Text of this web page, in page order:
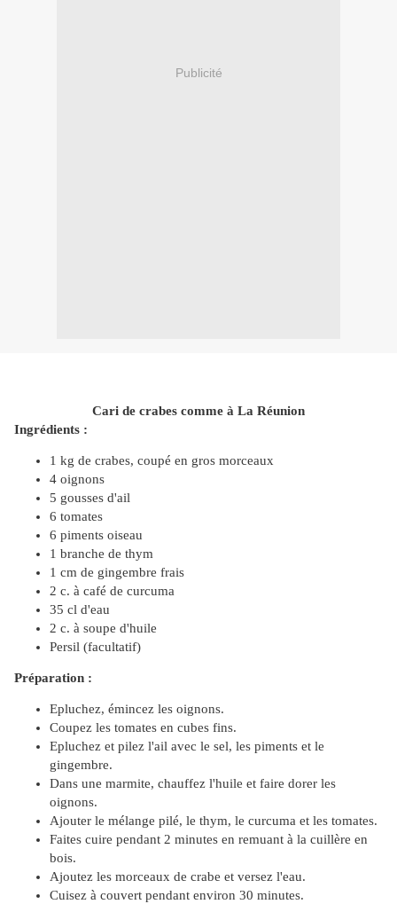
Publicité
Cari de crabes comme à La Réunion
Ingrédients :
1 kg de crabes, coupé en gros morceaux
4 oignons
5 gousses d'ail
6 tomates
6 piments oiseau
1 branche de thym
1 cm de gingembre frais
2 c. à café de curcuma
35 cl d'eau
2 c. à soupe d'huile
Persil (facultatif)
Préparation :
Epluchez, émincez les oignons.
Coupez les tomates en cubes fins.
Epluchez et pilez l'ail avec le sel, les piments et le
gingembre.
Dans une marmite, chauffez l'huile et faire dorer les
oignons.
Ajouter le mélange pilé, le thym, le curcuma et les tomates.
Faites cuire pendant 2 minutes en remuant à la cuillère en
bois.
Ajoutez les morceaux de crabe et versez l'eau.
Cuisez à couvert pendant environ 30 minutes.